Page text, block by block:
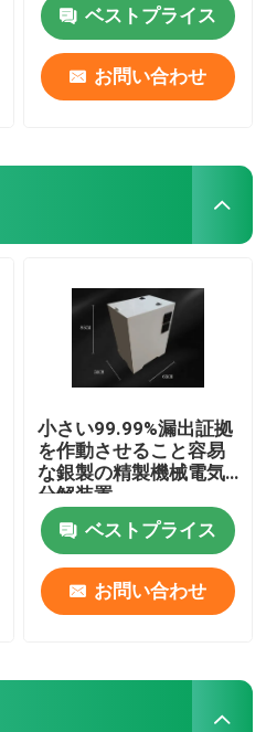
ベストプライス
お問い合わせ
小さい99.99%漏出証拠
を作動させること容易
な銀製の精製機械電気
分解装置
ベストプライス
お問い合わせ